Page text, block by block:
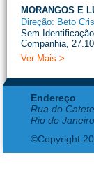
MORANGOS E
Direção: Beto
Sem
Companhia,
Ver Mais >
Endereço
Rua do
Rio de
©Copyright